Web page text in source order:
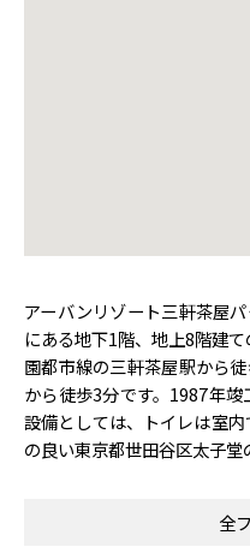
アーバンリゾート三軒茶屋
にある地下1階、地上8階建
園都市線の三軒茶屋駅から
から徒歩3分です。1987年竣
設備としては、トイレは室
の良い東京都世田谷区太子堂
全